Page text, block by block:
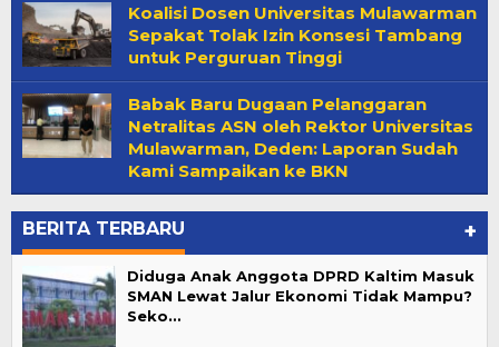
Koalisi Dosen Universitas Mulawarman
Sepakat Tolak Izin Konsesi Tambang
untuk Perguruan Tinggi
Babak Baru Dugaan Pelanggaran
Netralitas ASN oleh Rektor Universitas
Mulawarman, Deden: Laporan Sudah
Kami Sampaikan ke BKN
BERITA TERBARU +
Diduga Anak Anggota DPRD Kaltim Masuk
SMAN Lewat Jalur Ekonomi Tidak Mampu?
Seko…